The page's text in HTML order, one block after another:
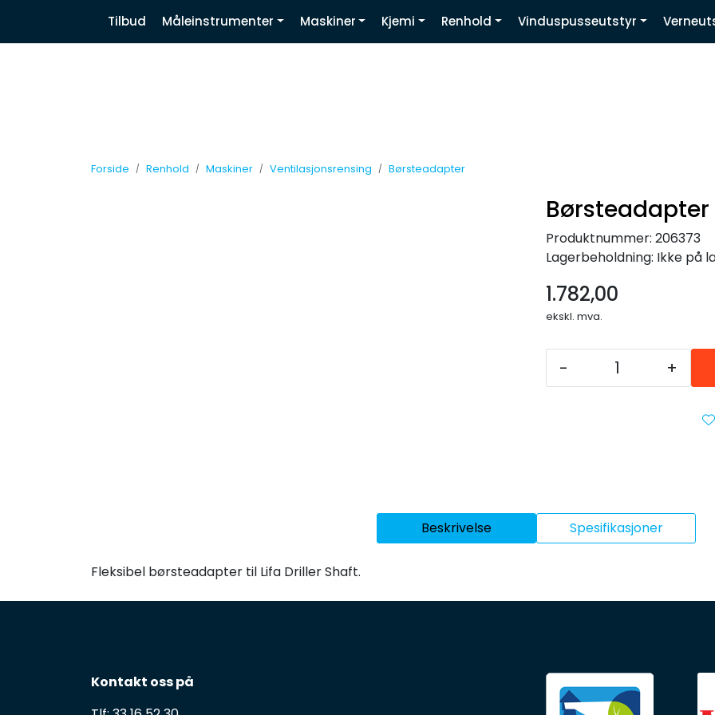
Nyhetsbrev | Facebook | Linkedin | Youtube
Tilbud Måleinstrumenter Maskiner Kjemi Renhold Vinduspusseutstyr
Forside Renhold Maskiner Ventilasjonsrensing Børsteadapter
Børsteadapter
Produktnummer: 206373
Lagerbeholdning: Ikke på
1.782,00
ekskl. mva.
- +
Beskrivelse Spesifikasjoner
Fleksibel børsteadapter til Lifa Driller Shaft.
Kontakt oss på